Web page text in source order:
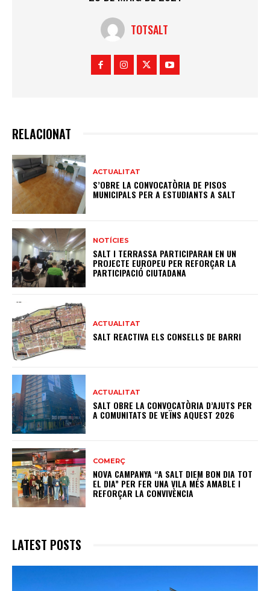
TOTSALT
RELACIONAT
ACTUALITAT
S’OBRE LA CONVOCATÒRIA DE PISOS
MUNICIPALS PER A ESTUDIANTS A SALT
NOTÍCIES
SALT I TERRASSA PARTICIPARAN EN UN
PROJECTE EUROPEU PER REFORÇAR LA
PARTICIPACIÓ CIUTADANA
ACTUALITAT
SALT REACTIVA ELS CONSELLS DE BARRI
ACTUALITAT
SALT OBRE LA CONVOCATÒRIA D’AJUTS PER
A COMUNITATS DE VEÏNS AQUEST 2026
COMERÇ
NOVA CAMPANYA “A SALT DIEM BON DIA TOT
EL DIA” PER FER UNA VILA MÉS AMABLE I
REFORÇAR LA CONVIVÈNCIA
LATEST POSTS